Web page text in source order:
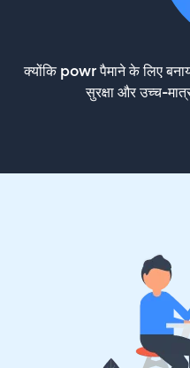
क्योंकि powr पैमाने के लिए
सुरक्षा और उच्च-